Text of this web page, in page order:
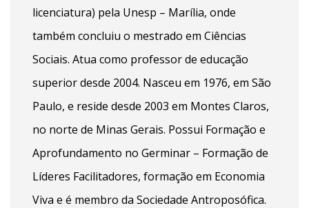
licenciatura) pela Unesp – Marília, onde
também concluiu o mestrado em Ciências
Sociais. Atua como professor de educação
superior desde 2004. Nasceu em 1976, em São
Paulo, e reside desde 2003 em Montes Claros,
no norte de Minas Gerais. Possui Formação e
Aprofundamento no Germinar – Formação de
Líderes Facilitadores, formação em Economia
Viva e é membro da Sociedade Antroposófica.